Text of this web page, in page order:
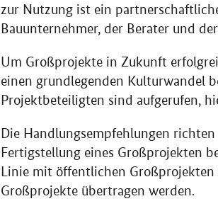
zur Nutzung ist ein
Bauunternehmer, der Berater und
Um Großprojekte in Zukunft
einen grundlegenden Kulturwandel
Projektbeteiligten sind aufgerufen,
Die Handlungsempfehlungen
Fertigstellung eines Großprojekten
Linie mit öffentlichen Großprojekten
Großprojekte übertragen werden.